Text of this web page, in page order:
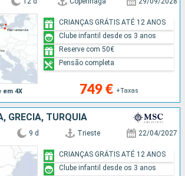
em 4X 749 € +Taxas
CRIANÇAS GRÁTIS ATÉ 12 ANOS
Clube infantil desde os 3 anos
Reserve com 50€
Pensão completa
GRÉCIA, TURQUIA
9 d Trieste 22/04/2027
CRIANÇAS GRÁTIS ATÉ 12 ANOS
Clube infantil desde os 3 anos